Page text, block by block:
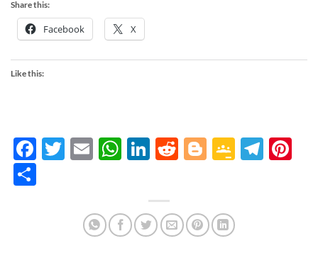
Share this:
Facebook X
Like this:
Facebook
Twitter
EmailWhatsApp
LinkedIn
Reddit
Blogger
Google